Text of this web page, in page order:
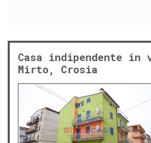
Casa indipendente in
Mirto, Crosia